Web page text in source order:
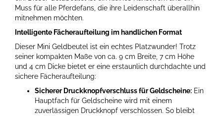
Muss für alle Pferdefans, die ihre Leidenschaft überallhin
mitnehmen möchten.
Intelligente Fächeraufteilung im handlichen Format
Dieser Mini Geldbeutel ist ein echtes Platzwunder! Trotz
seiner kompakten Maße von ca. 9 cm Breite, 7 cm Höhe
und 4 cm Dicke bietet er eine erstaunlich durchdachte und
sichere Fächeraufteilung:
Sicherer Druckknopfverschluss für Geldscheine: Ein
Hauptfach für Geldscheine wird mit einem
zuverlässigen Druckknopf verschlossen. So bleibt